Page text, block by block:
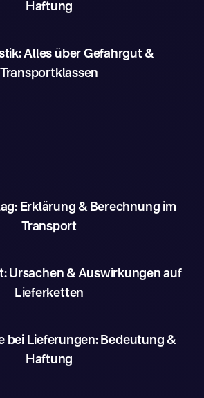
Haftung
Alles über Gefahrgut &
Transportklassen
Erklärung & Berechnung im
Transport
Ursachen & Auswirkungen auf
Lieferketten
bei Lieferungen: Bedeutung &
Haftung